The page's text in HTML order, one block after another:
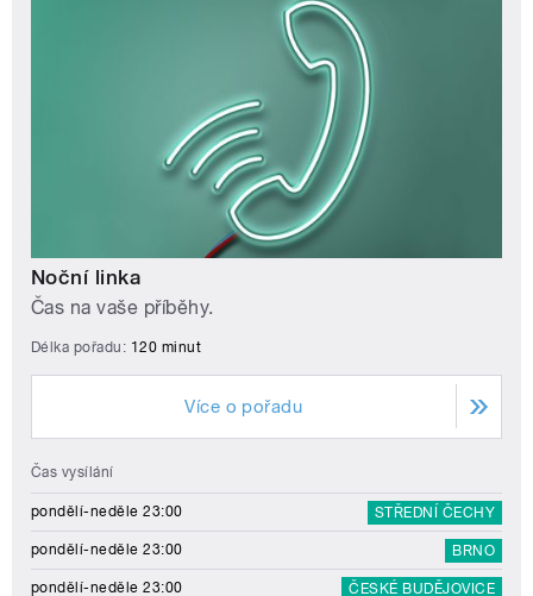
Noční linka
Čas na vaše příběhy.
Délka pořadu: 120 minut
Více o pořadu
Čas vysílání
pondělí-neděle 23:00 STŘEDNÍ ČECHY
pondělí-neděle 23:00 BRNO
pondělí-neděle 23:00 ČESKÉ BUDĚJOVICE